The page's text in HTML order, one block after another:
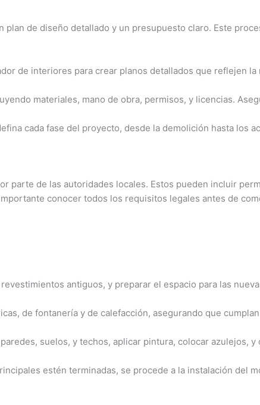
de diseño detallado y un presupuesto claro. Este
de interiores para crear planos detallados que reflejen la
materiales, mano de obra, permisos, y licencias.
cada fase del proyecto, desde la demolición hasta los
parte de las autoridades locales. Estos pueden incluir
conocer todos los requisitos legales antes de
antiguos, y preparar el espacio para las
de fontanería y de calefacción, asegurando que
suelos, y techos, aplicar pintura, colocar azulejos, y
estén terminadas, se procede a la instalación del